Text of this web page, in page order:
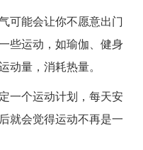
可能会让你不愿意出门
些运动，如瑜伽、健身
动量，消耗热量。
一个运动计划，每天安
就会觉得运动不再是一